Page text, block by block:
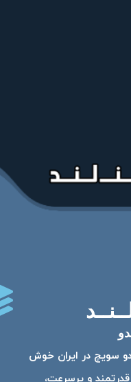
سویچ در ایران خوش
و پرسرعت،